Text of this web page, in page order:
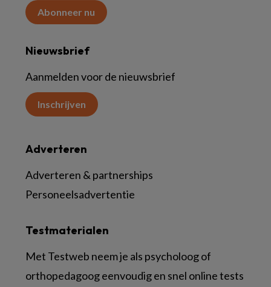
Abonneer nu
Nieuwsbrief
Aanmelden voor de nieuwsbrief
Inschrijven
Testmaterialen
Met Testweb neem je als psycholoog of
orthopedagoog eenvoudig en snel online tests
Adverteren
Adverteren & partnerships
Personeelsadvertentie